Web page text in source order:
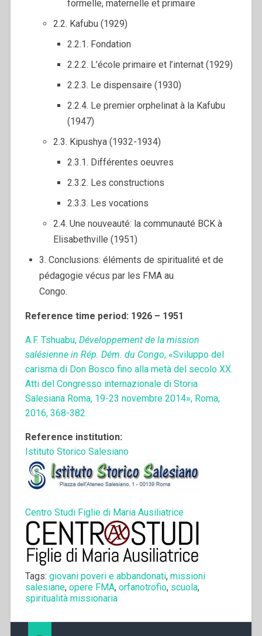
formelle, maternelle et primaire
2.2. Kafubu (1929)
2.2.1. Fondation
2.2.2. L’école primaire et l’internat (1929)
2.2.3. Le dispensaire (1930)
2.2.4. Le premier orphelinat à la Kafubu
(1947)
2.3. Kipushya (1932-1934)
2.3.1. Différentes oeuvres
2.3.2. Les constructions
2.3.3. Les vocations
2.4. Une nouveauté: la communauté BCK à
Elisabethville (1951)
3. Conclusions: éléments de spiritualité et de
pédagogie vécus par les FMA au
Congo.
Reference time period: 1926 – 1951
A.F. Tshuabu, Développement de la mission
salésienne in Rép. Dém. du Congo, «Sviluppo del
carisma di Don Bosco fino alla metà del secolo XX.
Atti del Congresso internazionale di Storia
Salesiana Roma, 19-23 novembre 2014», Roma,
2016, 368-382.
Reference institution:
Istituto Storico Salesiano
Centro Studi Figlie di Maria Ausiliatrice
Tags: giovani poveri e abbandonati, missioni
salesiane, opere FMA, orfanotrofio, scuola,
spiritualità missionaria